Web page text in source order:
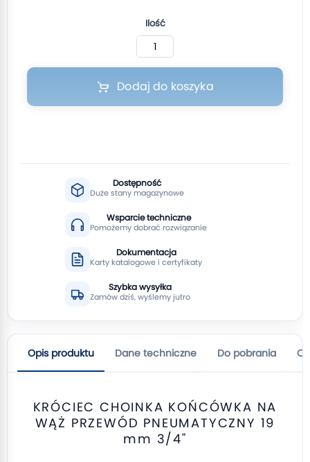
Ilość
Dodaj do koszyka
Dostępność
Duże stany magazynowe
Wsparcie techniczne
Pomożemy dobrać rozwiązanie
Dokumentacja
Karty katalogowe i certyfikaty
Szybka wysyłka
Zamów dziś, wyślemy jutro
Opis produktu Dane techniczne Do pobrania
KRÓCIEC CHOINKA KOŃCÓWKA NA
WĄŻ PRZEWÓD PNEUMATYCZNY 19
mm 3/4"